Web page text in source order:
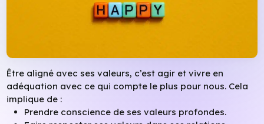
Être aligné avec ses valeurs, c’est agir et vivre en
adéquation avec ce qui compte le plus pour nous. Cela
implique de :
Prendre conscience de ses valeurs profondes.